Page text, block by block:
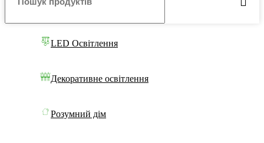
LED Освітлення
Декоративне освітлення
Розумний дім